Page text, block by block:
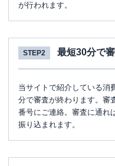
が行われます。
STEP2 最短30分で
当サイトで紹介している消
分で審査が終わります。審
番号にご連絡。審査に通れ
振り込まれます。